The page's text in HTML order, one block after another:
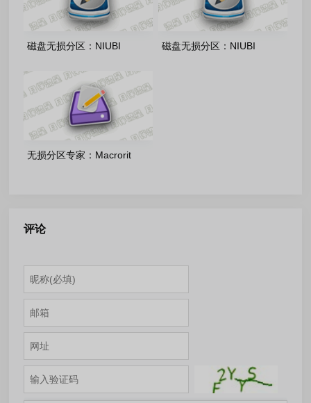
磁盘无损分区：NIUBI
言安装版
磁盘无损分区：NIUBI
无损分区专家：Macrorit
评论